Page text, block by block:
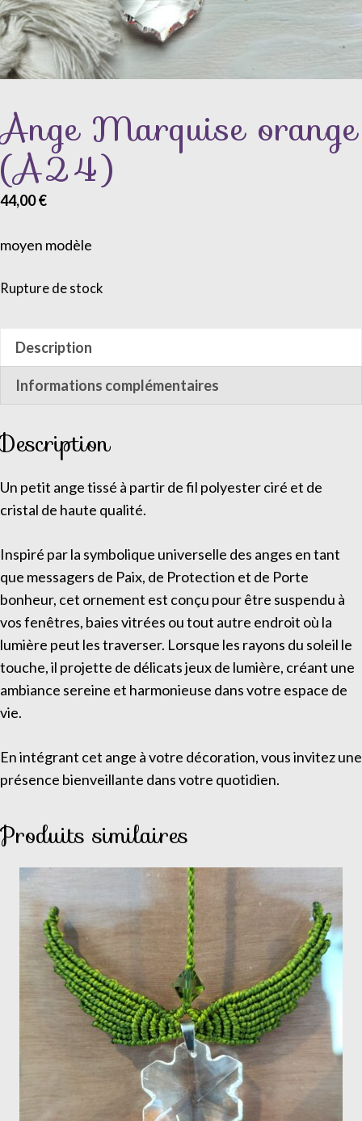
Ange Marquise orange
(A24)
44,00€
moyen modèle
Rupture de stock
Description
Informations complémentaires
Description
Un petit ange tissé à partir de fil polyester ciré et de
cristal de haute qualité.
Inspiré par la symbolique universelle des anges en tant
que messagers de Paix, de Protection et de Porte
bonheur, cet ornement est conçu pour être suspendu à
vos fenêtres, baies vitrées ou tout autre endroit où la
lumière peut les traverser. Lorsque les rayons du soleil le
touche, il projette de délicats jeux de lumière, créant une
ambiance sereine et harmonieuse dans votre espace de
vie.
En intégrant cet ange à votre décoration, vous invitez une
présence bienveillante dans votre quotidien.
Produits similaires